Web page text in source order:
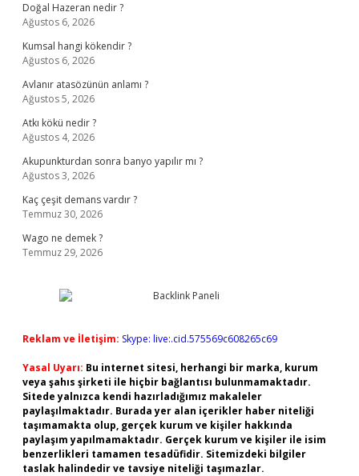
Doğal Hazeran nedir ?
Ağustos 6, 2026
Kumsal hangi kökendir ?
Ağustos 6, 2026
Avlanır atasözünün anlamı ?
Ağustos 5, 2026
Atkı kökü nedir ?
Ağustos 4, 2026
Akupunkturdan sonra banyo yapılır mı ?
Ağustos 3, 2026
Kaç çeşit demans vardır ?
Temmuz 30, 2026
Wago ne demek ?
Temmuz 29, 2026
Reklam ve İletişim: Skype: live:.cid.575569c608265c69
Yasal Uyarı: Bu internet sitesi, herhangi bir marka, kurum
veya şahıs şirketi ile hiçbir bağlantısı bulunmamaktadır.
Sitede yalnızca kendi hazırladığımız makaleler
paylaşılmaktadır. Burada yer alan içerikler haber niteliği
taşımamakta olup, gerçek kurum ve kişiler hakkında
paylaşım yapılmamaktadır. Gerçek kurum ve kişiler ile isim
benzerlikleri tamamen tesadüfidir. Sitemizdeki bilgiler
taslak halindedir ve tavsiye niteliği taşımazlar.